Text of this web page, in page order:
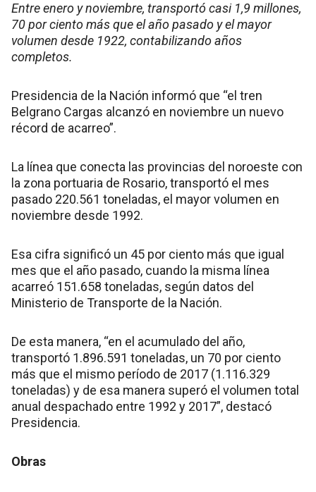
Entre enero y noviembre, transportó casi 1,9 millones,
70 por ciento más que el año pasado y el mayor
volumen desde 1922, contabilizando años
completos.
Presidencia de la Nación informó que “el tren
Belgrano Cargas alcanzó en noviembre un nuevo
récord de acarreo”.
La línea que conecta las provincias del noroeste con
la zona portuaria de Rosario, transportó el mes
pasado 220.561 toneladas, el mayor volumen en
noviembre desde 1992.
Esa cifra significó un 45 por ciento más que igual
mes que el año pasado, cuando la misma línea
acarreó 151.658 toneladas, según datos del
Ministerio de Transporte de la Nación.
De esta manera, “en el acumulado del año,
transportó 1.896.591 toneladas, un 70 por ciento
más que el mismo período de 2017 (1.116.329
toneladas) y de esa manera superó el volumen total
anual despachado entre 1992 y 2017”, destacó
Presidencia.
Obras